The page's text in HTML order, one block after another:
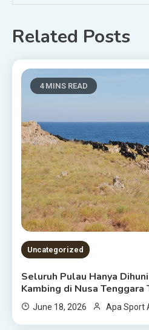
Related Posts
4 MINS READ
Uncategorized
Seluruh Pulau Hanya
Kambing di Nusa Tenggara
June 18, 2026 Apa Sport